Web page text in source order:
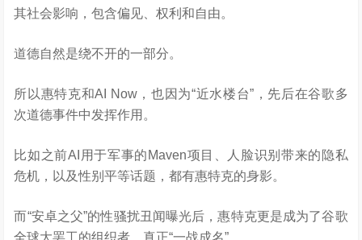
其社会影响，包含偏见、权利和自由。
道德自然是绕不开的一部分。
所以惠特克和AI Now，也因为“近水楼台”，先后在谷歌多
次道德事件中发挥作用。
比如之前AI用于军事的Maven项目、人脸识别带来的隐私
危机，以及性别平等话题，都有惠特克的身影。
而“安卓之父”的性骚扰丑闻曝光后，惠特克更是成为了谷歌
全球大罢工的组织者，真正“一战成名”。